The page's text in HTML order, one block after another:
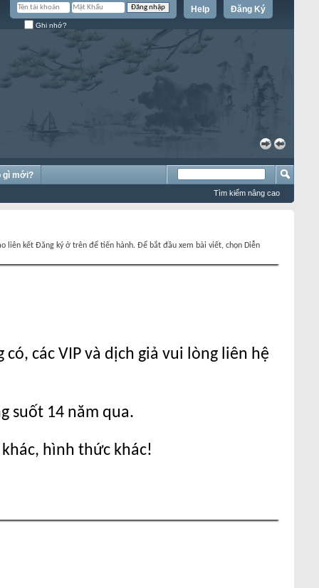
Đăng Ký
Help
Ghi nhớ?
«
»
gì mới?
Tìm kiếm nâng cao
liên kết Đăng ký ở trên để tiến hành. Để bắt đầu xem bài viết, chọn Diễn
các VIP và dịch giả vui lòng liên hệ
suốt 14 năm qua.
hình thức khác!